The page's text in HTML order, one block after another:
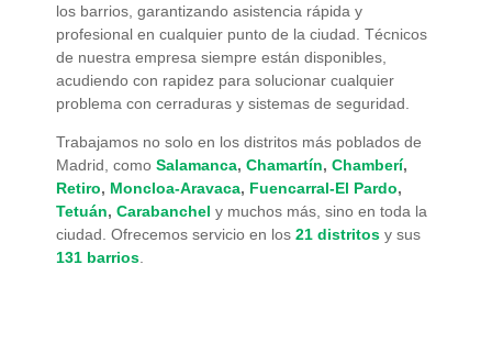
los barrios, garantizando asistencia rápida y
profesional en cualquier punto de la ciudad. Técnicos
de nuestra empresa siempre están disponibles,
acudiendo con rapidez para solucionar cualquier
problema con cerraduras y sistemas de seguridad.
Trabajamos no solo en los distritos más poblados de
Madrid, como Salamanca, Chamartín, Chamberí,
Retiro, Moncloa-Aravaca, Fuencarral-El Pardo,
Tetuán, Carabanchel y muchos más, sino en toda la
ciudad. Ofrecemos servicio en los 21 distritosy sus
131 barrios.